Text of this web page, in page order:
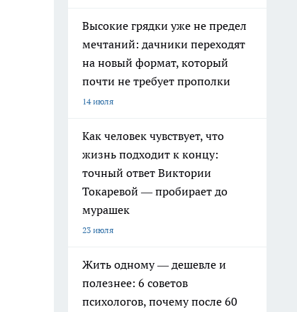
Высокие грядки уже не предел
мечтаний: дачники переходят
на новый формат, который
почти не требует прополки
14 июля
Как человек чувствует, что
жизнь подходит к концу:
точный ответ Виктории
Токаревой — пробирает до
мурашек
23 июля
Жить одному — дешевле и
полезнее: 6 советов
психологов, почему после 60